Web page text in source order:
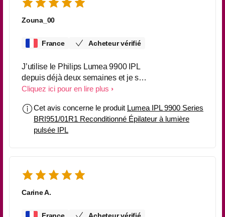
Zouna_00
France Acheteur vérifié
J’utilise le Philips Lumea 9900 IPL
depuis déjà deux semaines et je suis
très satisfaite. L’appareil est simple à
résultats sont déjà visibles avec une
repousse beaucoup plus lente. La
qualité est au rendez-vous et les
Cliquez ici pour en lire plus
Cet avis concerne le produit Lumea IPL 9900 Series
BRI951/01R1 Reconditionné Épilateur à lumière
pulsée IPL
Carine A.